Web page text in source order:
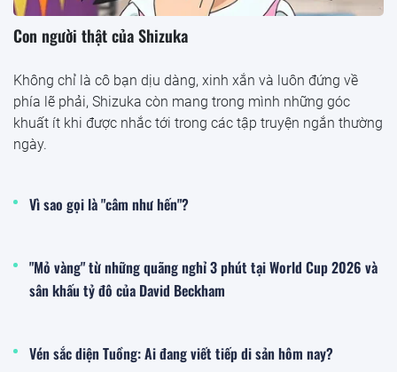
Con người thật của Shizuka
Không chỉ là cô bạn dịu dàng, xinh xắn và luôn đứng về
phía lẽ phải, Shizuka còn mang trong mình những góc
khuất ít khi được nhắc tới trong các tập truyện ngắn thường
ngày.
Vì sao gọi là "câm như hến"?
"Mỏ vàng" từ những quãng nghỉ 3 phút tại World Cup 2026 và
sân khấu tỷ đô của David Beckham
Vén sắc diện Tuồng: Ai đang viết tiếp di sản hôm nay?